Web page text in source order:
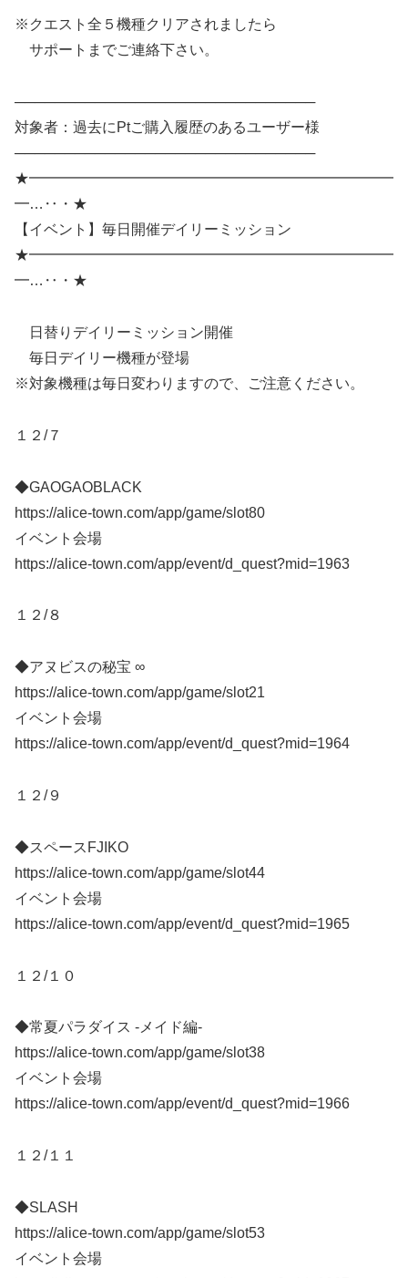
※クエスト全５機種クリアされましたら
サポートまでご連絡下さい。
──────────────────────────────
対象者：過去にPtご購入履歴のあるユーザー様
──────────────────────────────
★━━━━━━━━━━━━━━━━━━━━━━━━━
━…‥・★
【イベント】毎日開催デイリーミッション
★━━━━━━━━━━━━━━━━━━━━━━━━━
━…‥・★
日替りデイリーミッション開催
毎日デイリー機種が登場
※対象機種は毎日変わりますので、ご注意ください。
１２/７
◆GAOGAOBLACK
https://alice-town.com/app/game/slot80
イベント会場
https://alice-town.com/app/event/d_quest?mid=1963
１２/８
◆アヌビスの秘宝 ∞
https://alice-town.com/app/game/slot21
イベント会場
https://alice-town.com/app/event/d_quest?mid=1964
１２/９
◆スペースFJIKO
https://alice-town.com/app/game/slot44
イベント会場
https://alice-town.com/app/event/d_quest?mid=1965
１２/１０
◆常夏パラダイス -メイド編-
https://alice-town.com/app/game/slot38
イベント会場
https://alice-town.com/app/event/d_quest?mid=1966
１２/１１
◆SLASH
https://alice-town.com/app/game/slot53
イベント会場